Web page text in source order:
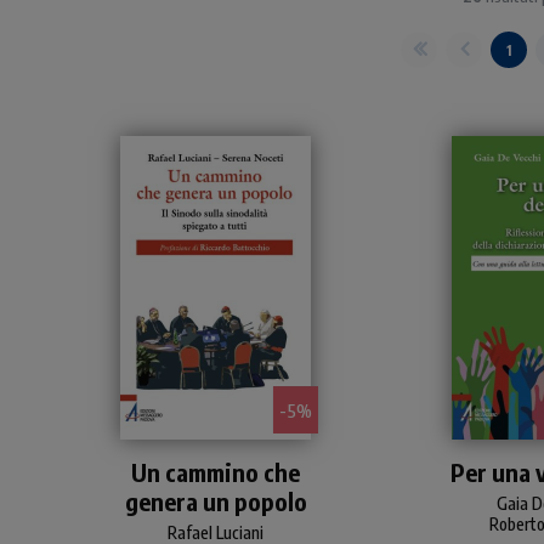
1
- 5%
serie, ben documentate e
ben fondate sul Sinodo
2021-2024. Gli autori
Un cammino che
genera un popolo
Rafael Luciani
critica
infinita"
Per una
Gaia